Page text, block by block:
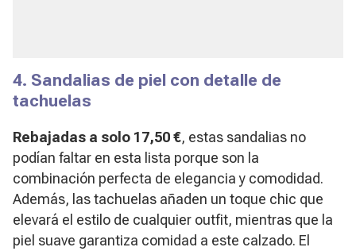
4. Sandalias de piel con detalle de
tachuelas
Rebajadas a solo 17,50 €, estas sandalias no
podían faltar en esta lista porque son la
combinación perfecta de elegancia y comodidad.
Además, las tachuelas añaden un toque chic que
elevará el estilo de cualquier outfit, mientras que la
piel suave garantiza comidad a este calzado. El